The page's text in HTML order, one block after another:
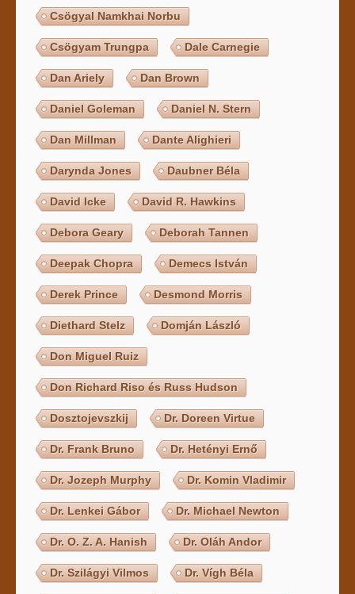
Csögyal Namkhai Norbu
Csögyam Trungpa Dale Carnegie
Dan Ariely Dan Brown
Daniel Goleman Daniel N. Stern
Dan Millman Dante Alighieri
Darynda Jones Daubner Béla
David Icke David R. Hawkins
Debora Geary Deborah Tannen
Deepak Chopra Demecs István
Derek Prince Desmond Morris
Diethard Stelz Domján László
Don Miguel Ruiz
Don Richard Riso és Russ Hudson
Dosztojevszkij Dr. Doreen Virtue
Dr. Frank Bruno Dr. Hetényi Ernő
Dr. Jozeph Murphy Dr. Komin Vladimir
Dr. Lenkei Gábor Dr. Michael Newton
Dr. O. Z. A. Hanish Dr. Oláh Andor
Dr. Szilágyi Vilmos Dr. Vígh Béla